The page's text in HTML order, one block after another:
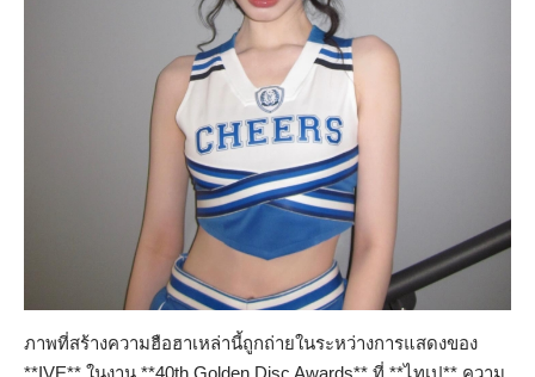
ภาพที่สร้างความฮือฮาเหล่านี้ถูกถ่ายในระหว่างการแสดงของ